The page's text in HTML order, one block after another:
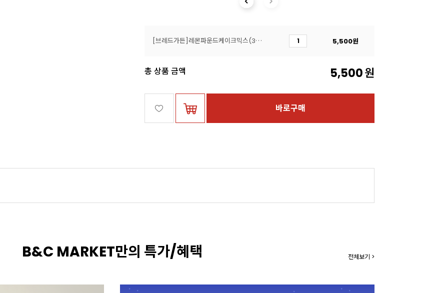
[브레드가든]레몬파운드케이크믹스(300g) 5,500원
총 상품 금액 5,500원
바로구매
B&C MARKET만의 특가/혜택 전체보기 >